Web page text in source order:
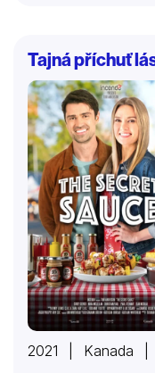
před světem, který
v bezvýchodné
Uzavřenému
Když v ulicích
Tajná příchuť
2021 | Kanada |